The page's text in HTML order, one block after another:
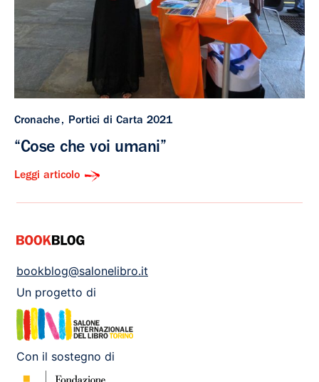
Cronache Portici di Carta 2021
“Cose che voi umani”
Leggi articolo
bookblog@salonelibro.it
Un progetto di
Con il sostegno di